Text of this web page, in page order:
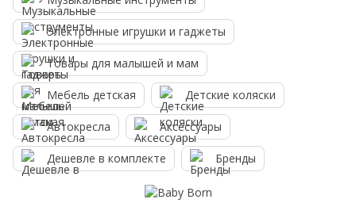
Электронные игрушки и гаджеты
Товары для малышей и мам
Мебель детская Детские коляски
Автокресла Аксессуары
Дешевле в комплекте Бренды